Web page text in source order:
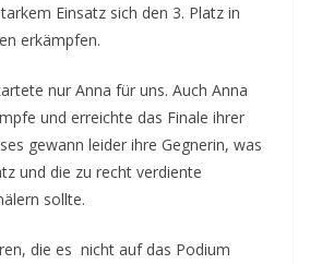
Einsatz sich den 3. Platz in
erkämpfen.
nur Anna für uns. Auch Anna
und erreichte das Finale ihrer
gewann leider ihre Gegnerin, was
und die zu recht verdiente
sollte.
die es nicht auf das Podium